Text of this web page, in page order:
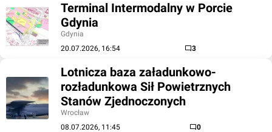
Terminal Intermodalny w Porcie
Gdynia
Gdynia
20.07.2026, 16:54
3
Lotnicza baza załadunkowo-
rozładunkowa Sił Powietrznych
Stanów Zjednoczonych
Wrocław
08.07.2026, 11:45
0